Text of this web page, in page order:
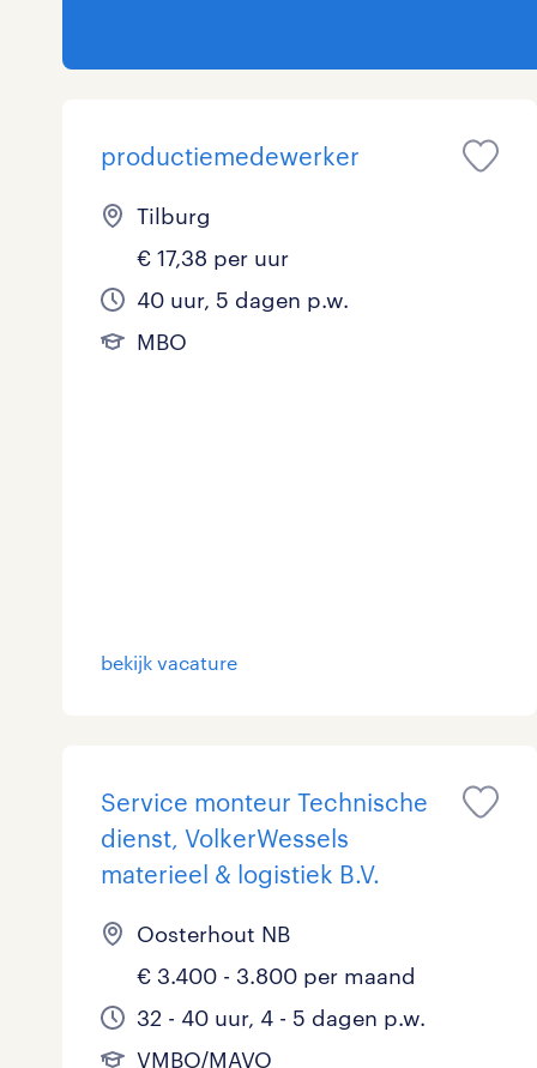
productiemedewerker
Tilburg
€ 17,38 per uur
40 uur, 5 dagen p.w.
MBO
bekijk vacature
Service monteur Technische
dienst, VolkerWessels
materieel & logistiek B.V.
Oosterhout NB
€ 3.400 - 3.800 per maand
32 - 40 uur, 4 - 5 dagen p.w.
VMBO/MAVO